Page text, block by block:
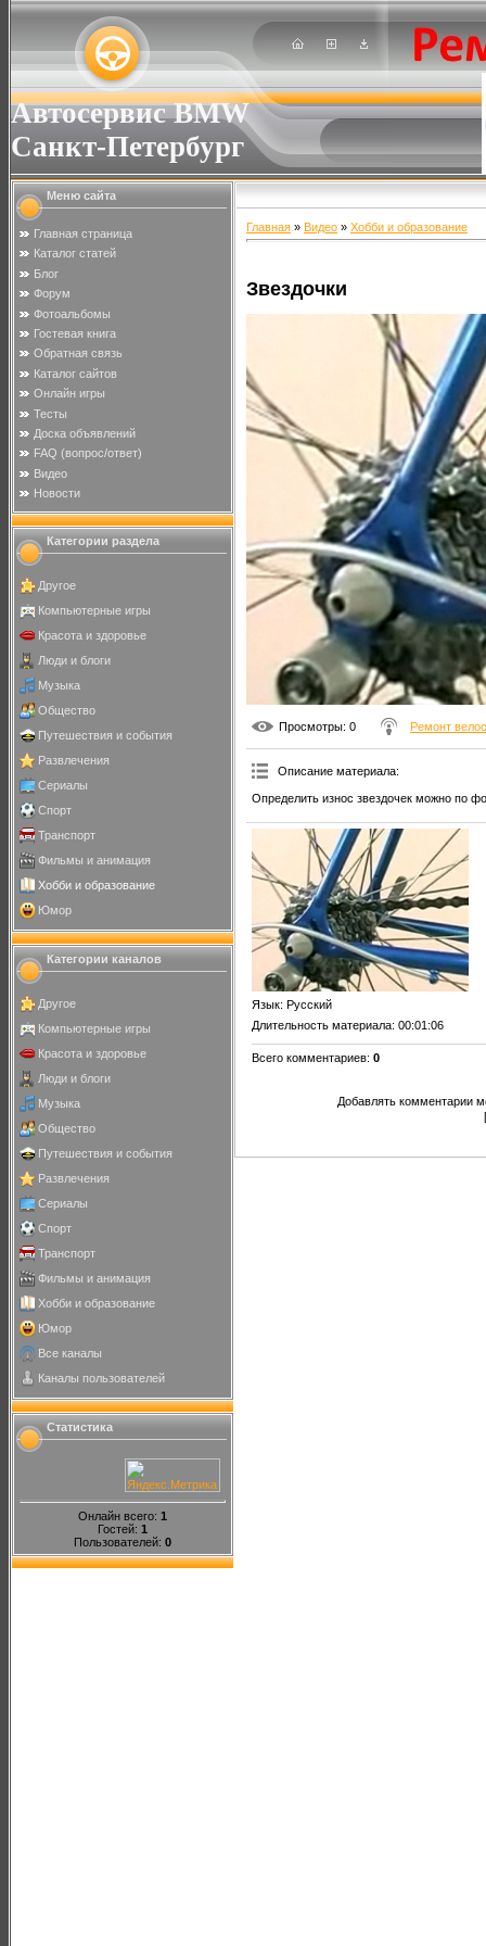
Автосервис BMW
Санкт-Петербург
Меню сайта
Главная страница
Каталог статей
Блог
Форум
Фотоальбомы
Гостевая книга
Обратная связь
Каталог сайтов
Онлайн игры
Тесты
Доска объявлений
FAQ (вопрос/ответ)
Видео
Новости
Категории раздела
Другое
Компьютерные игры
Красота и здоровье
Люди и блоги
Музыка
Общество
Путешествия и события
Развлечения
Сериалы
Спорт
Транспорт
Фильмы и анимация
Хобби и образование
Юмор
Категории каналов
Другое
Компьютерные игры
Красота и здоровье
Люди и блоги
Музыка
Общество
Путешествия и события
Развлечения
Сериалы
Спорт
Транспорт
Фильмы и анимация
Хобби и образование
Юмор
Все каналы
Каналы пользователей
Статистика
Онлайн всего: 1
Гостей: 1
Пользователей: 0
Главная » Видео » Хобби и образование
Звездочки
Просмотры: 0 Ремонт
Описание материала:
Определить износ звездочек можно по
Язык: Русский
Длительность материала: 00:01:06
Всего комментариев: 0
Добавлять комментарии